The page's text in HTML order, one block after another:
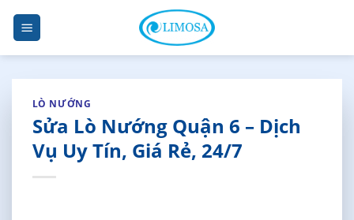
Skip
content
LÒ NƯỚNG
Sửa Lò Nướng Quận 6 – Dịch
Vụ Uy Tín, Giá Rẻ, 24/7